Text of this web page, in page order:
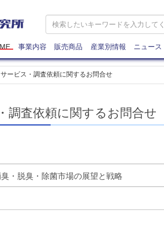
事業内容 販売商品 産業別情報 ニュース
ービス・調査依頼に関するお問合せ
調査依頼に関するお問合せ
・脱臭・除菌市場の展望と戦略